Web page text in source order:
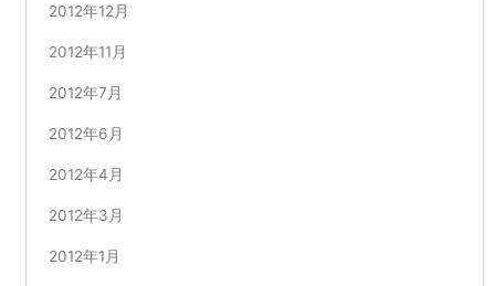
2012年12月
2012年11月
2012年7月
2012年6月
2012年4月
2012年3月
2012年1月